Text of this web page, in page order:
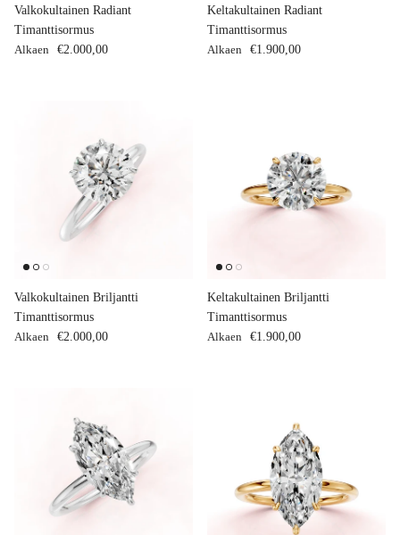
Valkokultainen Radiant
Timanttisormus
Normaalihinta
Alkaen €2.000,00
Keltakultainen Radiant
Timanttisormus
Normaalihinta
Alkaen €1.900,00
Valkokultainen Briljantti
Timanttisormus
Normaalihinta
Alkaen €2.000,00
Keltakultainen Briljantti
Timanttisormus
Normaalihinta
Alkaen €1.900,00